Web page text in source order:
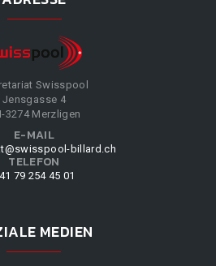
Swisspool
Jensgasse 4
3274 Merzligen
E-MAIL
billard.ch
TELEFON
79 254 45 01
MEDIEN